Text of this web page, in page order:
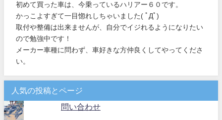
初めて買った車は、今乗っているハリアー６０です。
かっこよすぎて一目惚れしちゃいました( ﾟДﾟ)
取付や整備は出来ませんが、自分でイジれるようになりたい
ので勉強中です！
メーカー車種に問わず、車好きな方仲良くしてやってくださ
い。
人気の投稿とページ
問い合わせ